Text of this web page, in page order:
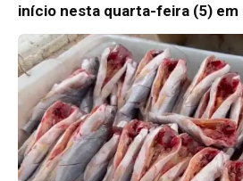
início nesta quarta-feira (5) em